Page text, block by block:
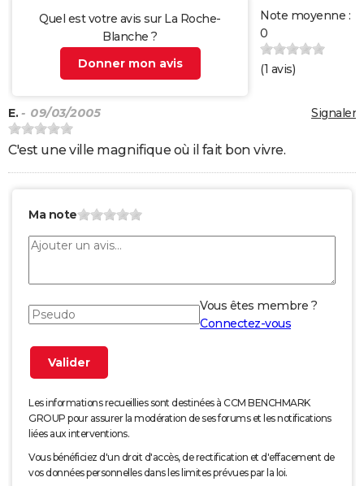
Quel est votre avis sur La Roche-
Blanche ?
Donner mon avis
Note moyenne :
0
(1 avis)
Signaler
E. - 09/03/2005
C'est une ville magnifique où il fait bon vivre.
Ma note
Vous êtes membre ?
Connectez-vous
Les informations recueillies sont destinées à CCM BENCHMARK
GROUP pour assurer la modération de ses forums et les notifications
liées aux interventions.
Vous bénéficiez d'un droit d'accès, de rectification et d'effacement de
vos données personnelles dans les limites prévues par la loi.